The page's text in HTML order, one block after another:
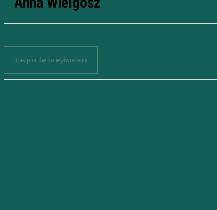
Brak postów do wyświetlenia